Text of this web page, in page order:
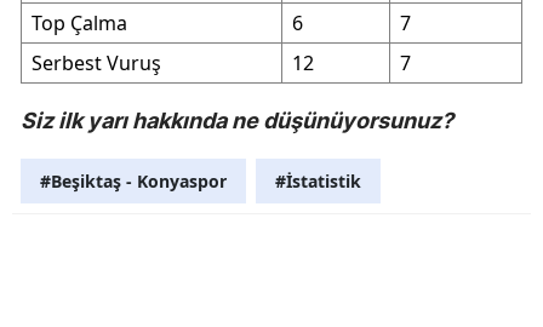
Top Çalma
6
7
Serbest Vuruş
12 7
Siz ilk yarı hakkında ne düşünüyorsunuz?
#Beşiktaş - Konyaspor #İstatistik